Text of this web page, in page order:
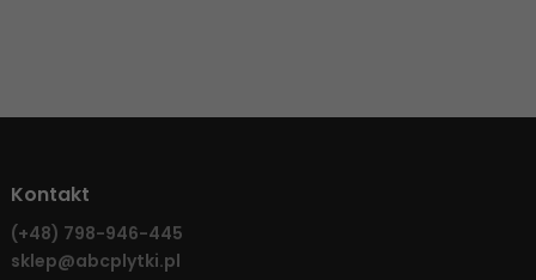
Kontakt
(+48) 798-946-445
sklep@abcplytki.pl